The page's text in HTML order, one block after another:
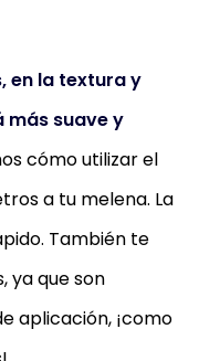
en la textura y
más suave y
cómo utilizar el
a tu melena. La
También te
ya que son
aplicación, ¡como